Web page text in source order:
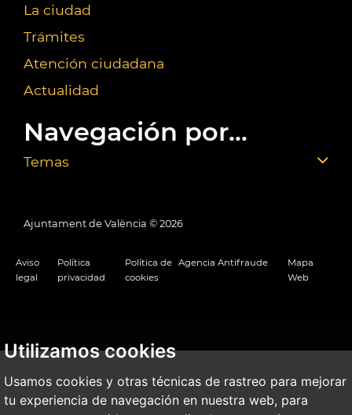
Utilizamos cookies
Usamos cookies y otras técnicas de rastreo para mejorar
tu experiencia de navegación en nuestra web, para
La ciudad
Trámites
Atención ciudadana
Actualidad
Navegación por...
Temas
Ajuntament de València © 2026
Aviso
legal
Política
privacidad
Política de
cookies
Agencia Antifraude
Mapa
Web